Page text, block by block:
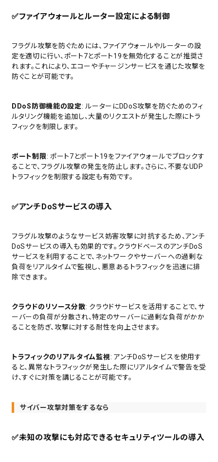
✅ファイアウォールとルーター設定による制御
フラグル攻撃を防ぐためには、ファイアウォールやルーターの設
定を適切に行い、ポート7とポート19を無効化することが推奨さ
れます。これにより、エコーやチャージンサービスを通じた攻撃を
防ぐことが可能です。
DDoS防御機能の設定: ルーターにDDoS攻撃を防ぐためのフィ
ルタリング機能を追加し、大量のリクエストが発生した際にトラ
フィックを制限します。
ポート制限: ポート7とポート19をファイアウォールでブロックす
ることで、フラグル攻撃の発生を防止します。さらに、不要なUDP
トラフィックを制限する設定も有効です。
✅アンチDoSサービスの導入
フラグル攻撃のようなサービス妨害攻撃に対抗するため、アンチ
DoSサービスの導入も効果的です。クラウドベースのアンチDoS
サービスを利用することで、ネットワークやサーバーへの過剰な
負荷をリアルタイムで監視し、悪意あるトラフィックを迅速に排
除できます。
クラウドのリソース分散: クラウドサービスを活用することで、サ
ーバーの負荷が分散され、特定のサーバーに過剰な負荷がかか
ることを防ぎ、攻撃に対する耐性を向上させます。
トラフィックのリアルタイム監視: アンチDoSサービスを使用す
ると、異常なトラフィックが発生した際にリアルタイムで警告を受
け、すぐに対策を講じることが可能です。
サイバー攻撃対策をするなら
✅未知の攻撃にも対応できるセキュリティツールの導入